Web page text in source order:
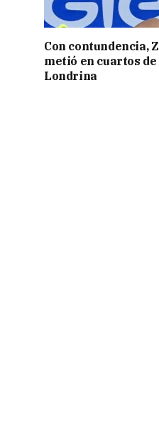
Con contundencia,
metió en cuartos
Londrina